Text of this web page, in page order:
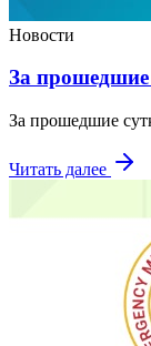
Новости
За прошедшие
За прошедшие
Читать далее